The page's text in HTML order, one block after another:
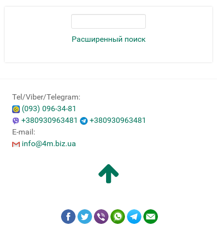
Расширенный поиск
Tel/Viber/Telegram:
(093) 096-34-81
+380930963481
+380930963481
E-mail:
info@4m.biz.ua